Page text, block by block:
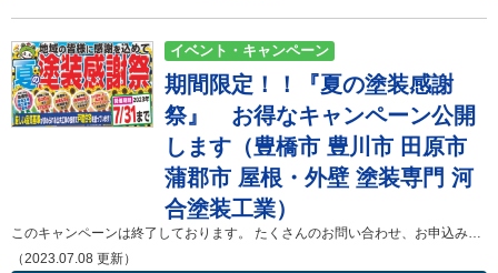
期間限定！！『夏の塗装感謝
祭』 お得なキャンペーン公開
します（豊橋市 豊川市 田原市
蒲郡市 屋根・外壁 塗装専門 河
合塗装工業）
（2023.07.08 更新）
イベント・キャンペーン